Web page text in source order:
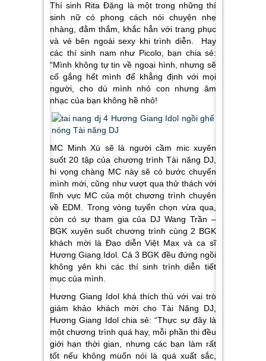
Thí sinh Rita Đặng là một trong những thí
sinh nữ có phong cách nói chuyện nhẹ
nhàng, đằm thắm, khắc hẳn với trang phục
và vẻ bên ngoài sexy khi trình diễn. Hay
các thí sinh nam như Picolo, bạn chia sẻ:
“Mình không tự tin về ngoại hình, nhưng sẽ
cố gắng hết mình để khẳng định với mọi
người, cho dù mình nhỏ con nhưng âm
nhạc của bạn không hề nhỏ!
MC Minh Xù sẽ là người cầm mic xuyên
suốt 20 tập của chương trình Tài năng DJ,
hi vọng chàng MC này sẽ có bước chuyển
mình mới, cũng như vượt qua thử thách với
lĩnh vực MC của một chương trình chuyên
về EDM. Trong vòng tuyển chọn vừa qua,
còn có sự tham gia của DJ Wang Trần –
BGK xuyên suốt chương trình cùng 2 BGK
khách mời là Đạo diễn Việt Max và ca sĩ
Hương Giang Idol. Cả 3 BGK đều đứng ngồi
không yên khi các thí sinh trình diễn tiết
mục của mình.
Hương Giang Idol khá thích thú với vai trò
giám khảo khách mời cho Tài Năng DJ,
Hương Giang Idol chia sẻ: “Thực sự đây là
một chương trình quá hay, mỗi phần thi đều
giới hạn thời gian, nhưng các bạn làm rất
tốt nếu không muốn nói là quá xuất sắc,